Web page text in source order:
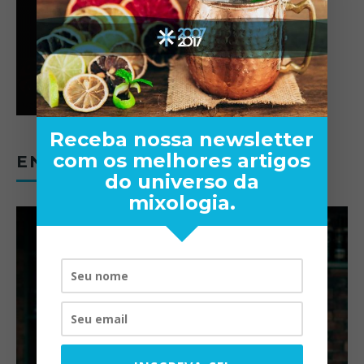
ENTREVISTAS
Receba nossa newsletter
com os melhores artigos
do universo da
mixologia.